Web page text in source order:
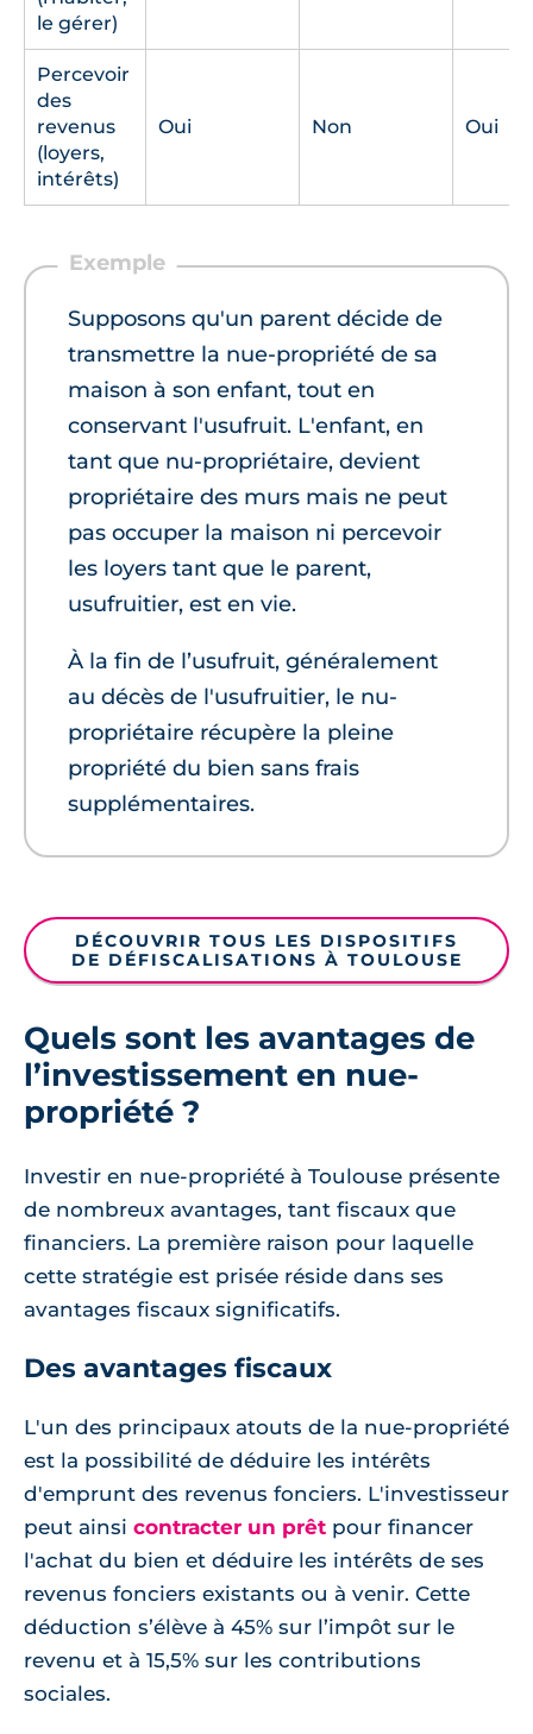
le gérer)
Percevoir
des
revenus
(loyers,
intérêts)
Oui Non Oui
Supposons qu'un parent décide de
transmettre la nue-propriété de sa
maison à son enfant, tout en
conservant l'usufruit. L'enfant, en
tant que nu-propriétaire, devient
propriétaire des murs mais ne peut
pas occuper la maison ni percevoir
les loyers tant que le parent,
usufruitier, est en vie.
À la fin de l’usufruit, généralement
au décès de l'usufruitier, le nu-
propriétaire récupère la pleine
propriété du bien sans frais
supplémentaires.
DÉCOUVRIR TOUS LES DISPOSITIFS
DE DÉFISCALISATIONS À TOULOUSE
Quels sont les avantages de
l’investissement en nue-
propriété ?
Investir en nue-propriété à Toulouse présente
de nombreux avantages, tant fiscaux que
financiers. La première raison pour laquelle
cette stratégie est prisée réside dans ses
avantages fiscaux significatifs.
Des avantages fiscaux
L'un des principaux atouts de la nue-propriété
est la possibilité de déduire les intérêts
d'emprunt des revenus fonciers. L'investisseur
peut ainsi contracter un prêt pour financer
l'achat du bien et déduire les intérêts de ses
revenus fonciers existants ou à venir. Cette
déduction s’élève à 45% sur l’impôt sur le
revenu et à 15,5% sur les contributions
sociales.